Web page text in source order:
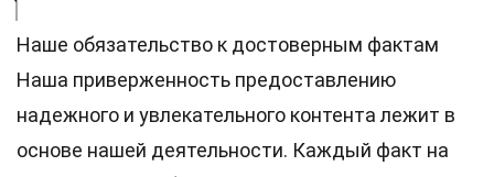
Наше обязательство к достоверным фактам
Наша приверженность предоставлению
надежного и увлекательного контента лежит в
основе нашей деятельности. Каждый факт на